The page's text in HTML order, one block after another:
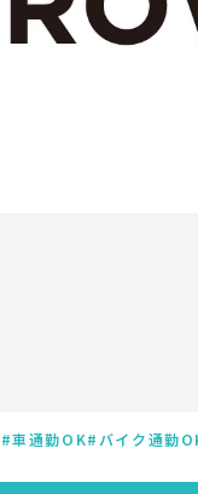
車通勤OK バイク通勤